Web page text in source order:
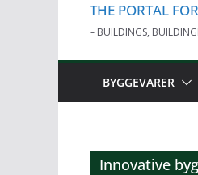
THE PORTAL
– BUILDINGS,
BYGGEVARER
Innovative